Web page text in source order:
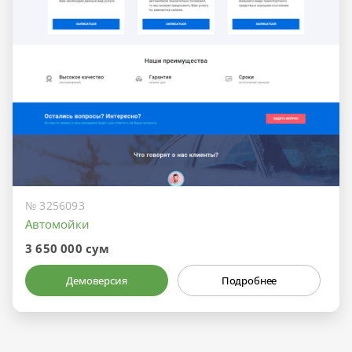
№ 3256093
Автомойки
3 650 000 сум
Демоверсия Подробнее